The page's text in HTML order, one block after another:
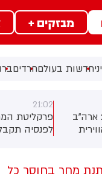
מבזקים +
חדשות בעולםחרדים
לצאת
יותר
20:49
"אמרנו
מחר בחוסר כל